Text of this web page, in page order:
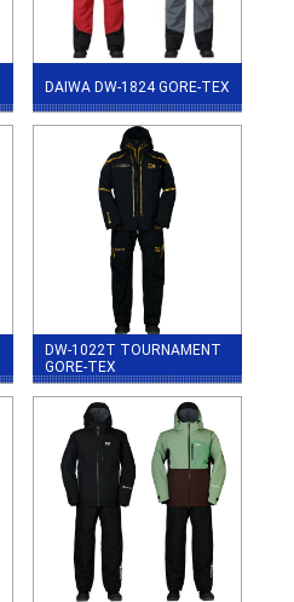
DAIWA DW-1824 GORE-TEX
DW-1022T TOURNAMENT
GORE-TEX